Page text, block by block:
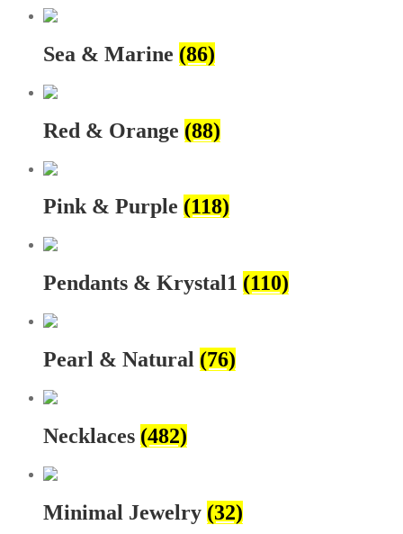
Sea & Marine (86)
Red & Orange (88)
Pink & Purple (118)
Pendants & Krystal1 (110)
Pearl & Natural (76)
Necklaces (482)
Minimal Jewelry (32)